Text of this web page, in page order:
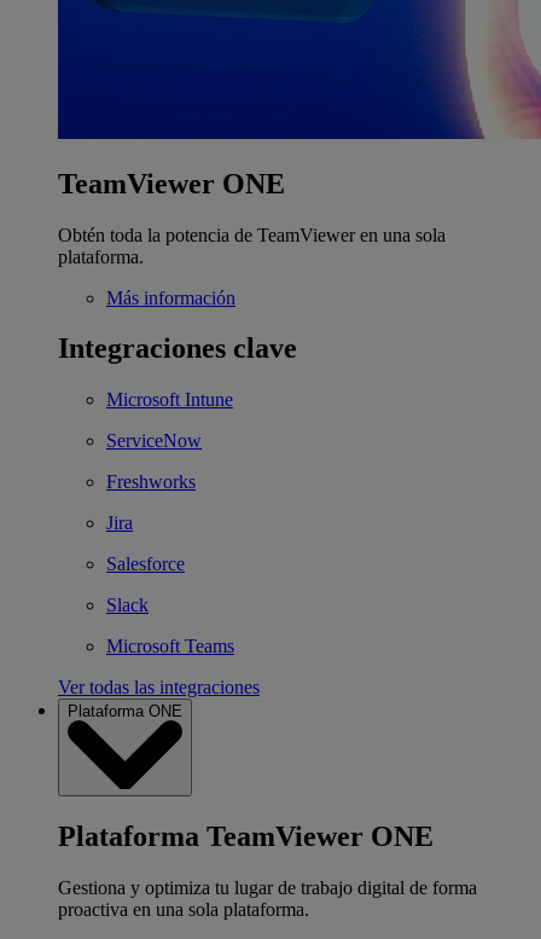
TeamViewer ONE
Obtén toda la potencia de TeamViewer en una sola
plataforma.
Más información
Integraciones clave
Microsoft Intune
ServiceNow
Freshworks
Jira
Salesforce
Slack
Microsoft Teams
Ver todas las integraciones
Plataforma ONE
Plataforma TeamViewer ONE
Gestiona y optimiza tu lugar de trabajo digital de forma
proactiva en una sola plataforma.